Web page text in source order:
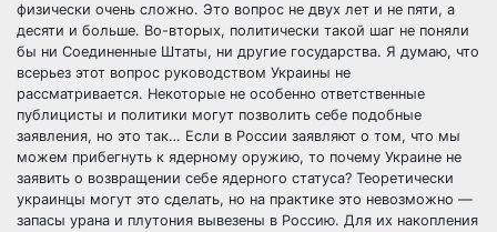
физически очень сложно. Это вопрос не двух лет и не пяти, а
десяти и больше. Во-вторых, политически такой шаг не поняли
бы ни Соединенные Штаты, ни другие государства. Я думаю, что
всерьез этот вопрос руководством Украины не
рассматривается. Некоторые не особенно ответственные
публицисты и политики могут позволить себе подобные
заявления, но это так… Если в России заявляют о том, что мы
можем прибегнуть к ядерному оружию, то почему Украине не
заявить о возвращении себе ядерного статуса? Теоретически
украинцы могут это сделать, но на практике это невозможно —
запасы урана и плутония вывезены в Россию. Для их накопления